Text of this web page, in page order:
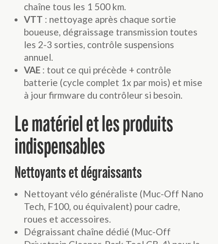
chaîne tous les 1 500 km.
VTT : nettoyage après chaque sortie
boueuse, dégraissage transmission toutes
les 2-3 sorties, contrôle suspensions
annuel.
VAE : tout ce qui précède + contrôle
batterie (cycle complet 1x par mois) et mise
à jour firmware du contrôleur si besoin.
Le matériel et les produits
indispensables
Nettoyants et dégraissants
Nettoyant vélo généraliste (Muc-Off Nano
Tech, F100, ou équivalent) pour cadre,
roues et accessoires.
Dégraissant chaîne dédié (Muc-Off